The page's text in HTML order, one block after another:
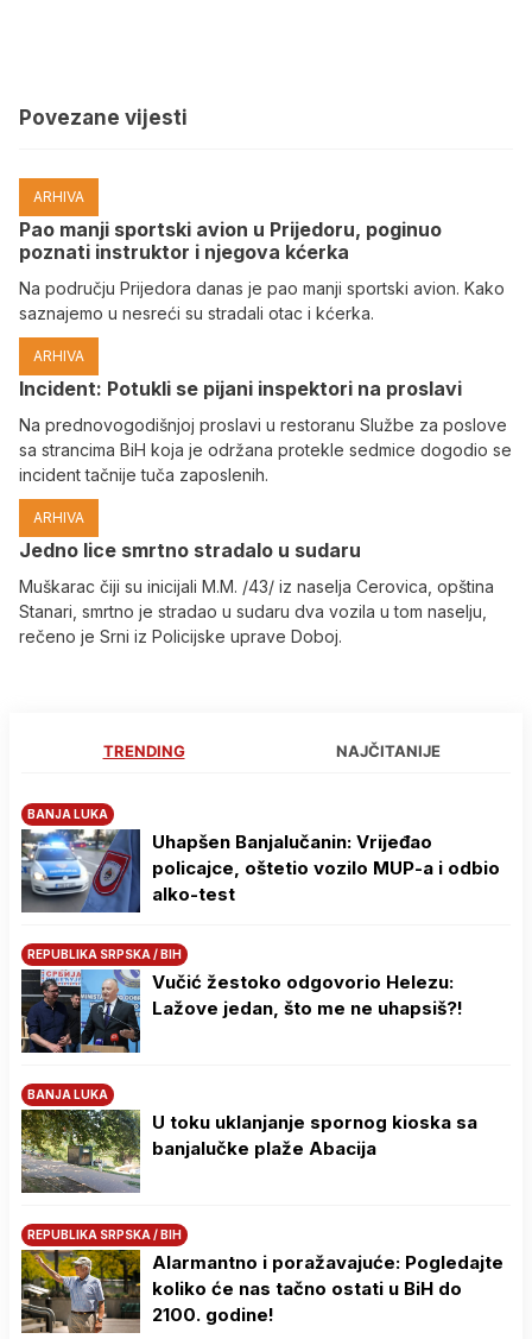
Povezane vijesti
ARHIVA
Pao manji sportski avion u Prijedoru, poginuo
poznati instruktor i njegova kćerka
Na području Prijedora danas je pao manji sportski avion. Kako
saznajemo u nesreći su stradali otac i kćerka.
ARHIVA
Incident: Potukli se pijani inspektori na proslavi
Na prednovogodišnjoj proslavi u restoranu Službe za poslove
sa strancima BiH koja je održana protekle sedmice dogodio se
incident tačnije tuča zaposlenih.
ARHIVA
Јedno lice smrtno stradalo u sudaru
Muškarac čiji su inicijali M.M. /43/ iz naselja Cerovica, opština
Stanari, smrtno je stradao u sudaru dva vozila u tom naselju,
rečeno je Srni iz Policijske uprave Doboj.
TRENDING NAJČITANIJE
BANJA LUKA
Uhapšen Banjalučanin: Vrijeđao
policajce, oštetio vozilo MUP-a i odbio
alko-test
REPUBLIKA SRPSKA / BIH
Vučić žestoko odgovorio Helezu:
Lažove jedan, što me ne uhapsiš?!
BANJA LUKA
U toku uklanjanje spornog kioska sa
banjalučke plaže Abacija
REPUBLIKA SRPSKA / BIH
Alarmantno i poražavajuće: Pogledajte
koliko će nas tačno ostati u BiH do
2100. godine!